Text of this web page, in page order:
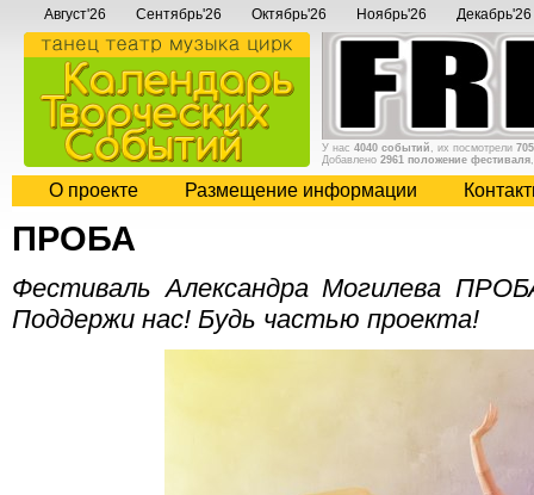
Август'26 Сентябрь'26 Октябрь'26 Ноябрь'26 Декабрь'26
У нас 4040 событий , их посмотрели
Добавлено 2961 положение фестиваля
О проекте Размещение информации
ПРОБА
Фестиваль Александра Могилева
Поддержи нас! Будь частью проекта!